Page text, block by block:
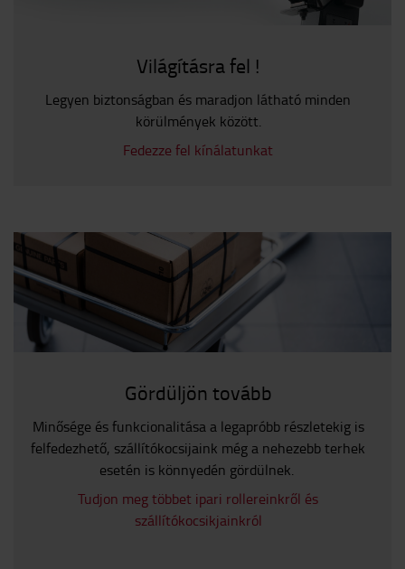
Világításra fel !
Legyen biztonságban és maradjon látható minden
körülmények között.
Fedezze fel kínálatunkat
Gördüljön tovább
Minősége és funkcionalitása a legapróbb részletekig is
felfedezhető, szállítókocsijaink még a nehezebb terhek
esetén is könnyedén gördülnek.
Tudjon meg többet ipari rollereinkről és
szállítókocsikjainkról